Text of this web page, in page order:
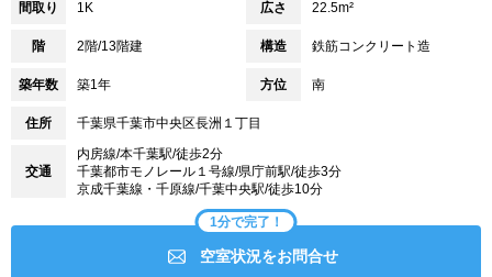
間取り 1K 広さ 22.5m²
階 2階/13階建 構造 鉄筋コンクリート造
築年数 築1年 方位 南
住所 千葉県千葉市中央区長洲１丁目
交通
内房線/本千葉駅/徒歩2分
千葉都市モノレール１号線/県庁前駅/徒歩3分
京成千葉線・千原線/千葉中央駅/徒歩10分
1分で完了！
空室状況をお問合せ